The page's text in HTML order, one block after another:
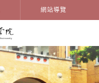
網站導覽